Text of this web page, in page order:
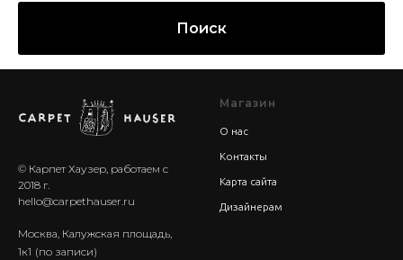
Поиск
© Карпет Хаузер, работаем с
2018 г.
hello@carpethauser.ru
Москва, Калужская площадь,
1к1 (по записи)
Магазин
О нас
Контакты
Карта сайта
Дизайнерам